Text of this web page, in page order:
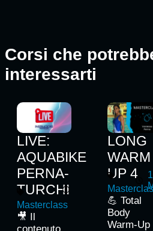
Corsi che
interessarti
LIVE:
AQUABIKE
PERNA-
TURCHI
Masterclass
🎥 Il
LONG
WARM
UP 4
💪 Total
Body
Warm-Up